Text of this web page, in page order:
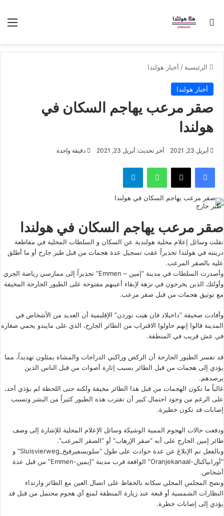
بحث عن
الرئيسية / أخبار هولندا
أخبار هولندا
صقر مرعب يهاجم السكان في
هولندا
أبريل 23, 2021 آخر تحديث: أبريل 23, 2021 دقيقة واحدة
فيسبوك ‫X واتساب تيلقرام
طير جارح
صقر مرعب يهاجم السكان في هولندا
نقلت وسائل إعلام محلية هولندية عن السكان و السلطات المحلية في مقاطعة
درينته في هولندا تحذيراً عقب تسجيل عدة هجمات من قبل طير جارح أو ما أطلق
عليه بالصقر المرعب.
وأصدرت السلطات في مدينة “إمين – Emmen” تحذيراً إلى ممارسي رياضة الجري
وأولئك الذين يخرجون في نزهة لإبقاء أعينهم مفتوحة على الطيور الجارحة المخيفة
مع توثيق هجمات من قبل صقر مرعب.
وأفادت صحيفة “داخبلاد فان هيت نوردن” الإقليمية أن العديد من الأشخاص في
المدينة قالوا إنهم حاولوا الاقتراب من الطائر الجارح، الذي على مايبدو يحمي صغاره
في عش قريب في المنطقة.
قد تفسر الطيور الجارحة أن الركض وراكبي الدراجات والمشاة يمثلون تهديداً، مما
يؤدي إلى هجمات من قبل الطائر بسبب إثارة أصوات من قبل الناس الذين
يرصدهم.
غالباً ما تكون الهجمات من قبل هذا الطائر مخيفة ولكنه حتى اللحظة لم يؤذي أحد،
على الرغم من وجود احتمال كبير أن تقترب هذه الطيور كثيراً من البشر وتسبب
إصابات قد تكون خطيرة.
ودفعت حالات الهجوم الممية الوشيكة وسائل الإعلام المحلية للإشارة إلى وصف
طائر إمين الجارح على أنه “صقر الإرهاب” أو “الصقر المرعب”.
وبالفعل تم الإبلاغ عن عدة حوادث على طول “سلويسفيرفيخ_Sluisvierweg” و
“أورانياكنال-Oranjekanaal” الواقعة قرب مدينة “إيمين-Emmen” من قبل عدة
أشخاص.
ونصح المجلس المحلي سكانه بالحفاظ على اتصال العين مع الطائر وارتداء
النظارات الشمسية أو قبعة عند زيارة المنطقة لمنع أي هجوم محتمل من قبل قد
يؤدي إلى إصابات خطرة.